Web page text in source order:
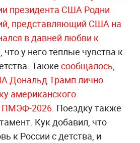
президента США Родни
представляющий США на
в давней любви к
что у него тёплые чувства к
Также сообщалось,
Дональд Трамп лично
американского
ПМЭФ-2026. Поездку также
Кук добавил, что
к России с детства, и